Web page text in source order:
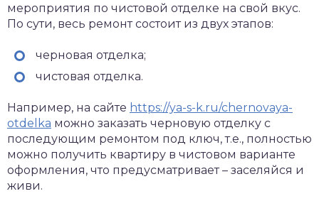
мероприятия по чистовой отделке на свой вкус.
По сути, весь ремонт состоит из двух этапов:
черновая отделка;
чистовая отделка.
Например, на сайте https://ya-s-k.ru/chernovaya-
otdelka можно заказать черновую отделку с
последующим ремонтом под ключ, т.е., полностью
можно получить квартиру в чистовом варианте
оформления, что предусматривает – заселяйся и
живи.